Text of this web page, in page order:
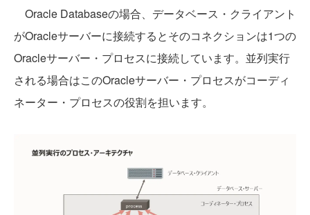
Oracle Databaseの場合、データベース・クライアント
がOracleサーバーに接続するとそのコネクションは1つの
Oracleサーバー・プロセスに接続しています。並列実行
される場合はこのOracleサーバー・プロセスがコーディ
ネーター・プロセスの役割を担います。